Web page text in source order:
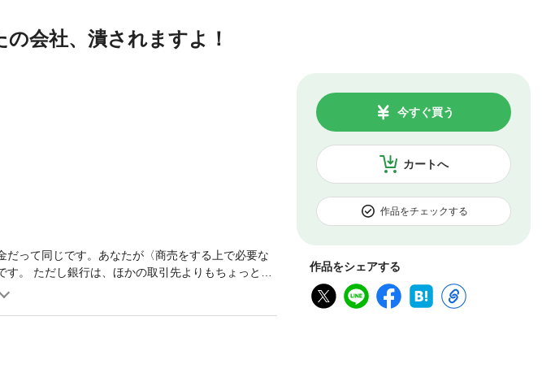
会社、潰されますよ！
カートへ
今すぐ買う
作品をチェックする
作品をシェアする
って同じです。あなたが〈商売をする上で必要な
。 ただし銀行は、ほかの取引先よりもちょっと厄
だけで、今よりぐっと銀行との付き合いはラクに